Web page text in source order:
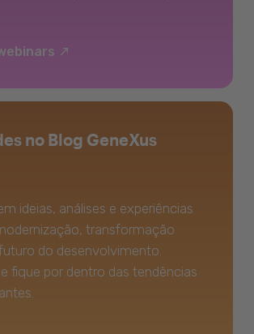
no Blog GeneXus
ideias, análises e experiências
transformação
do desenvolvimento.
fique por dentro das tendências